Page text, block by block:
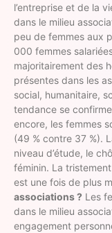
l’entreprise et de la
dans le milieu
peu de femmes aux
000 femmes
majoritairement des
présentes dans les
social, humanitaire,
tendance se
encore, les femmes
(49 % contre 37 %).
niveau d’étude, le
féminin. La
est une fois de plus
associations ? Les
dans le milieu
engagement